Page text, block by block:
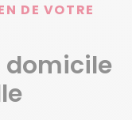
DE VOTRE
domicile